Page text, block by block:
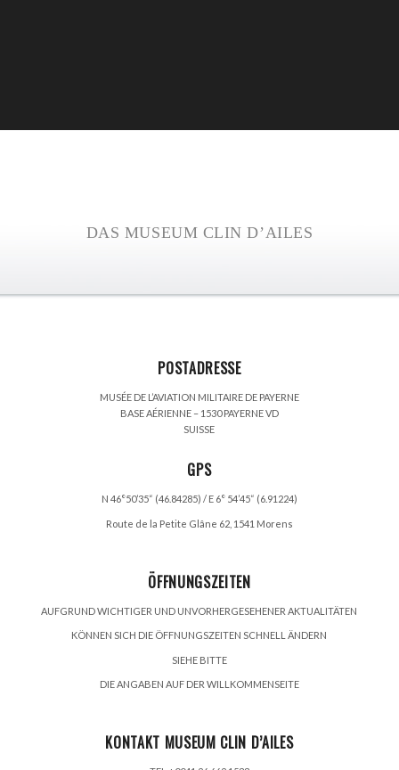
DAS MUSEUM CLIN D’AILES
POSTADRESSE
MUSÉE DE L’AVIATION MILITAIRE DE PAYERNE
BASE AÉRIENNE – 1530 PAYERNE VD
SUISSE
GPS
N 46°50’35“ (46.84285) / E 6° 54’45“ (6.91224)
Route de la Petite Glâne 62, 1541 Morens
ÖFFNUNGSZEITEN
AUFGRUND WICHTIGER UND UNVORHERGESEHENER AKTUALITÄTEN
KÖNNEN SICH DIE ÖFFNUNGSZEITEN SCHNELL ÄNDERN
SIEHE BITTE
DIE ANGABEN AUF DER WILLKOMMENSEITE
KONTAKT MUSEUM CLIN D’AILES